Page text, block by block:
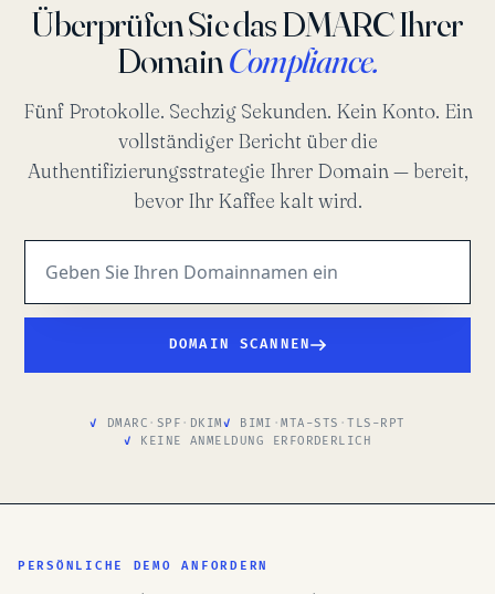
Überprüfen Sie das DMARC Ihrer
DomainCompliance.
Fünf Protokolle. Sechzig Sekunden. Kein Konto. Ein
vollständiger Bericht über die
Authentifizierungsstrategie Ihrer Domain — bereit,
bevor Ihr Kaffee kalt wird.
DOMAIN SCANNEN
DMARC · SPF · DKIM BIMI ·MTA-STS ·TLS-RPT
KEINE ANMELDUNG ERFORDERLICH
PERSÖNLICHE DEMO ANFORDERN